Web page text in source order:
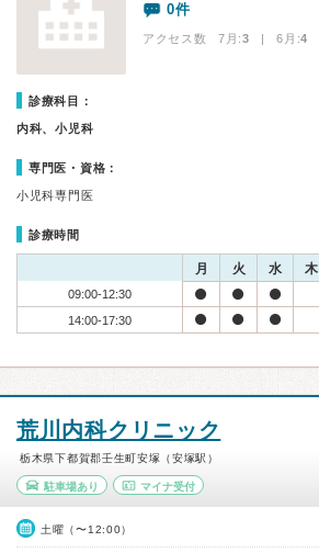
0件
アクセス数 7月:3 | 6月:4
診療科目：
内科、小児科
専門医・資格：
小児科専門医
診療時間
月 火 水 木
09:00-12:30
14:00-17:30
荒川内科クリニック
栃木県下都賀郡壬生町安塚（安塚駅）
駐車場あり マイナ受付
土曜（〜12:00）